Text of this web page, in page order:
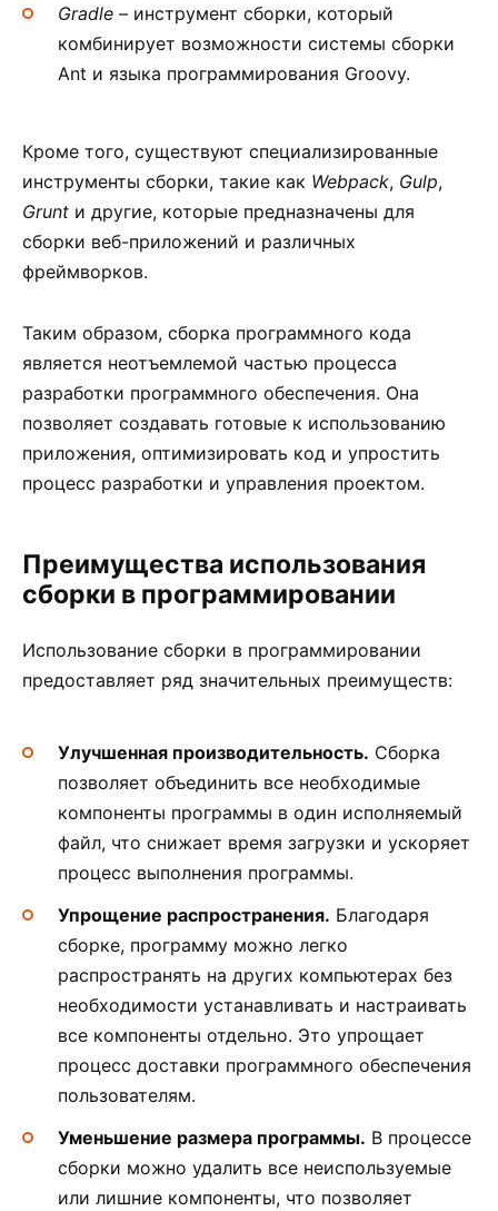
Gradle – инструмент сборки, который
комбинирует возможности системы сборки
Ant и языка программирования Groovy.
Кроме того, существуют специализированные
инструменты сборки, такие как Webpack, Gulp,
Grunt и другие, которые предназначены для
сборки веб-приложений и различных
фреймворков.
Таким образом, сборка программного кода
является неотъемлемой частью процесса
разработки программного обеспечения. Она
позволяет создавать готовые к использованию
приложения, оптимизировать код и упростить
процесс разработки и управления проектом.
Преимущества использования
сборки в программировании
Использование сборки в программировании
предоставляет ряд значительных преимуществ:
Улучшенная производительность. Сборка
позволяет объединить все необходимые
компоненты программы в один исполняемый
файл, что снижает время загрузки и ускоряет
процесс выполнения программы.
Упрощение распространения. Благодаря
сборке, программу можно легко
распространять на других компьютерах без
необходимости устанавливать и настраивать
все компоненты отдельно. Это упрощает
процесс доставки программного обеспечения
пользователям.
Уменьшение размера программы. В процессе
сборки можно удалить все неиспользуемые
или лишние компоненты, что позволяет